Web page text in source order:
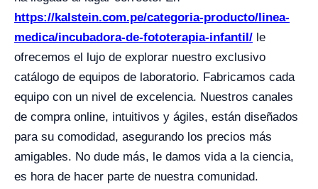
https://kalstein.com.pe/categoria-producto/linea-
medica/incubadora-de-fototerapia-infantil/ le
ofrecemos el lujo de explorar nuestro exclusivo
catálogo de equipos de laboratorio. Fabricamos cada
equipo con un nivel de excelencia. Nuestros canales
de compra online, intuitivos y ágiles, están diseñados
para su comodidad, asegurando los precios más
amigables. No dude más, le damos vida a la ciencia,
es hora de hacer parte de nuestra comunidad.